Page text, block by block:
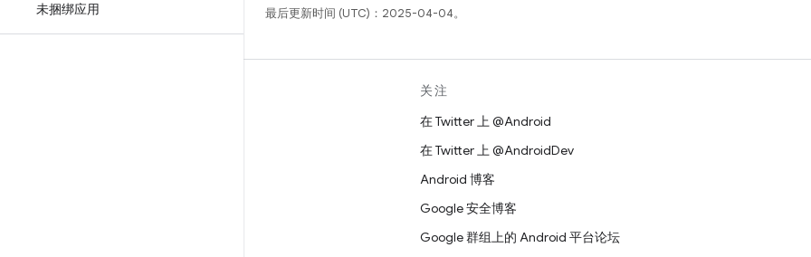
未捆绑应用
最后更新时间 (UTC)：2025-04-04。
关注
在 Twitter 上 @Android
在 Twitter 上 @AndroidDev
Android 博客
Google 安全博客
Google 群组上的 Android 平台论坛